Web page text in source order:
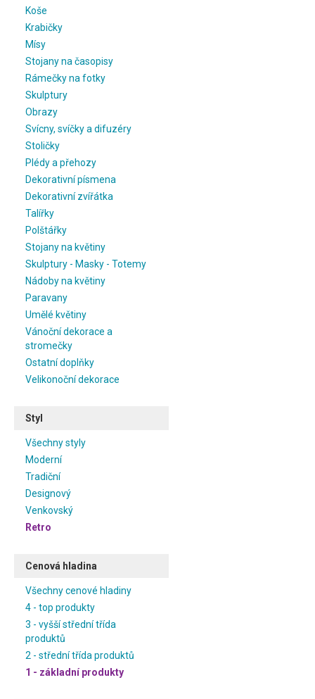
Koše
Krabičky
Mísy
Stojany na časopisy
Rámečky na fotky
Skulptury
Obrazy
Svícny, svíčky a difuzéry
Stoličky
Plédy a přehozy
Dekorativní písmena
Dekorativní zvířátka
Talířky
Polštářky
Stojany na květiny
Skulptury - Masky - Totemy
Nádoby na květiny
Paravany
Umělé květiny
Vánoční dekorace a
stromečky
Ostatní doplňky
Velikonoční dekorace
Styl
Všechny styly
Moderní
Tradiční
Designový
Venkovský
Retro
Cenová hladina
Všechny cenové hladiny
4 - top produkty
3 - vyšší střední třída
produktů
2 - střední třída produktů
1 - základní produkty